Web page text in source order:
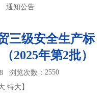
通知公告
三级安全生产标
2025年第2批）
浏览次数：2550
特大 】